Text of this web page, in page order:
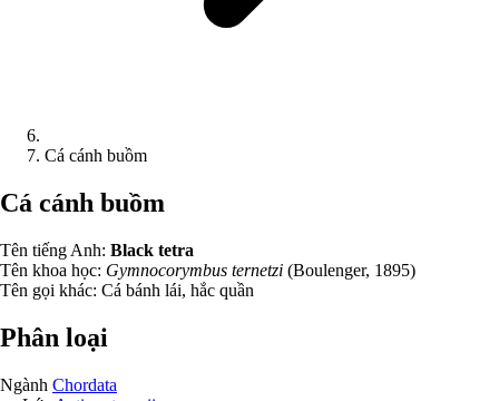
Cá cánh buồm
Cá cánh buồm
Tên tiếng Anh: Black tetra
Tên khoa học: Gymnocorymbus ternetzi (Boulenger, 1895)
Tên gọi khác: Cá bánh lái, hắc quần
Phân loại
Ngành Chordata